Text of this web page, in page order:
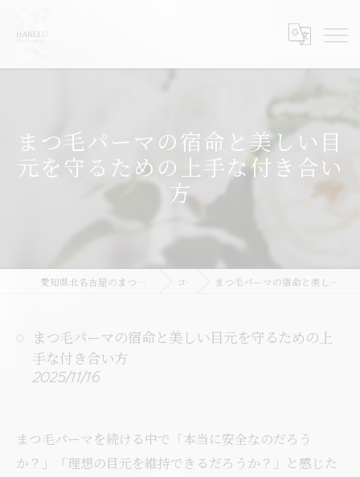
まつ毛パーマの宿命と美しい目
元を守るための上手な付き合い
方
愛知県北名古屋のまつ毛パーマならHARELU北名古屋店 コラム まつ毛パーマの宿命と美しい目元を守るための上手な付き合い方
まつ毛パーマの宿命と美しい目元を守るための上
手な付き合い方
2025/11/16
まつ毛パーマを続ける中で「本当に安全なのだろう
か？」「理想の目元を維持できるだろうか？」と感じた